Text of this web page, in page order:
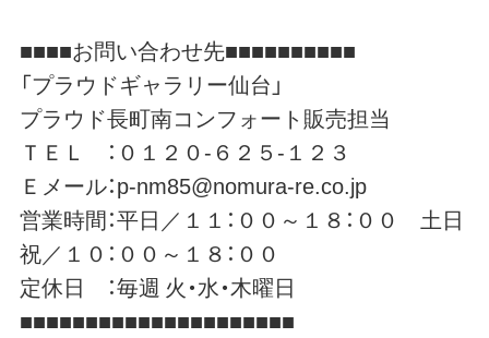
■■■■お問い合わせ先■■■■■■■■■■
「プラウドギャラリー仙台」
プラウド長町南コンフォート販売担当
ＴＥＬ ：０１２０-６２５-１２３
Ｅメール：p-nm85@nomura-re.co.jp
営業時間：平日／１１：００～１８：００ 土日
祝／１０：００～１８：００
定休日 ：毎週 火・水・木曜日
■■■■■■■■■■■■■■■■■■■■■